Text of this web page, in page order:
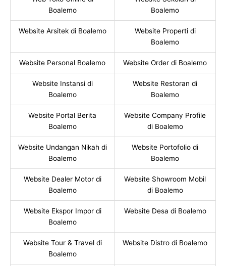
Boalemo
Boalemo
Website Arsitek di Boalemo
Website Properti di
Boalemo
Website Personal Boalemo Website Order di Boalemo
Website Instansi di
Boalemo
Website Restoran di
Boalemo
Website Portal Berita
Boalemo
Website Company Profile
di Boalemo
Website Undangan Nikah di
Boalemo
Website Portofolio di
Boalemo
Website Dealer Motor di
Boalemo
Website Showroom Mobil
di Boalemo
Website Ekspor Impor di
Boalemo
Website Desa di Boalemo
Website Tour & Travel di
Boalemo
Website Distro di Boalemo